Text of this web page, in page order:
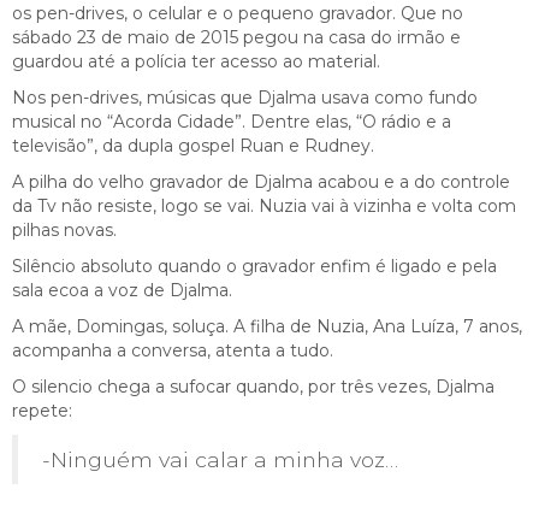
os pen-drives, o celular e o pequeno gravador. Que no
sábado 23 de maio de 2015 pegou na casa do irmão e
guardou até a polícia ter acesso ao material.
Nos pen-drives, músicas que Djalma usava como fundo
musical no “Acorda Cidade”. Dentre elas, “O rádio e a
televisão”, da dupla gospel Ruan e Rudney.
A pilha do velho gravador de Djalma acabou e a do controle
da Tv não resiste, logo se vai. Nuzia vai à vizinha e volta com
pilhas novas.
Silêncio absoluto quando o gravador enfim é ligado e pela
sala ecoa a voz de Djalma.
A mãe, Domingas, soluça. A filha de Nuzia, Ana Luíza, 7 anos,
acompanha a conversa, atenta a tudo.
O silencio chega a sufocar quando, por três vezes, Djalma
repete:
-Ninguém vai calar a minha voz…